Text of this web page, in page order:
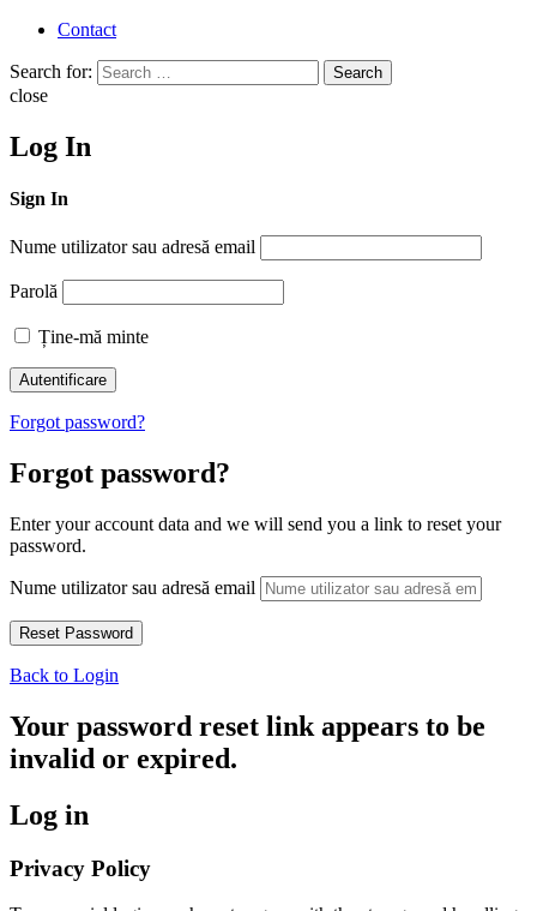
Contact
Search for: Search
close
Log In
Sign In
Nume utilizator sau adresă email
Parolă
Ține-mă minte
Forgot password?
Forgot password?
Enter your account data and we will send you a link to reset your
password.
Nume utilizator sau adresă email
Back to Login
Your password reset link appears to be
invalid or expired.
Log in
Privacy Policy